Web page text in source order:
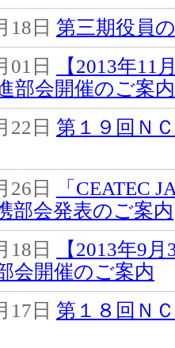
18日 第三期役員
01日
【2013年11
部会開催のご案内
22日 第１９回Ｎ
26日
「CEATEC
部会発表のご案内
18日
【2013年9
会開催のご案内
17日 第１８回Ｎ